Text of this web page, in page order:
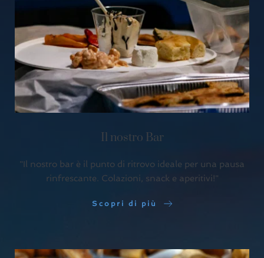
Il nostro Bar
"Il nostro bar è il punto di ritrovo ideale per una pausa
rinfrescante. Colazioni, snack e aperitivi!"
Scopri di più